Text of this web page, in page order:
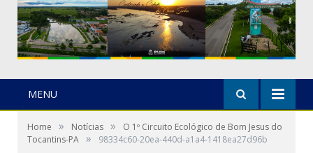
MENU
Home » Notícias »
O 1º Circuito Ecológico de Bom Jesus do
Tocantins-PA » 98334c60-20ea-440d-a1a4-1418ea27d96b